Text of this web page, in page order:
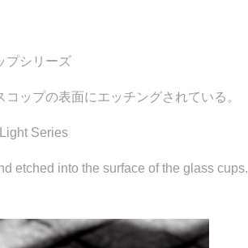
プシリーズ
ップの表面にエッチングされている。
Series
etched into the surface of the glass cups.